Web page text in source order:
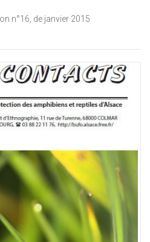
n°16, de janvier 2015